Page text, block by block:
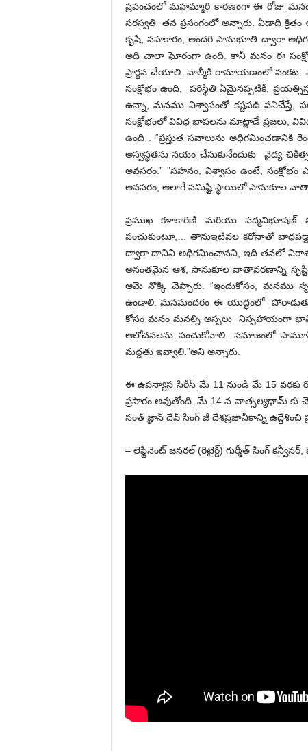
ప్రపంచంలో మహమ్మారి కారణంగా ఈ రోజు మనం
సరస్వతి తన ప్రసంగంలో అన్నారు. ఏడాది
కృషి, సహకారం, అందరి సానుభూతి ద్వారా
అది చాలా ఘోరంగా ఉంది. కానీ మనం ఈ
ప్రార్థన చేయాలి. వాల్మీకి రామాయణంలో సంకట
సంక్షోభం ఉంది, పరిస్థితి ఏమైనప్పటికీ,
ఉన్నా, మనము విశ్వాసంతో కష్టపడి పనిచేస్తే,
సంక్షోభంలో వివిధ భాషలను మాట్లాడే ప్రజలు,
ఉంది . “ప్రస్తుత సవాలును అధిగమించడానికి
అస్వస్థతను నయం చేసుకునేందుకు వైద్య
అవసరం.” “సహనం, విశ్వాసం ఉంటే,
అవసరం, అలాగే సమిష్టి స్థాయిలో సానుకూల
ప్రముఖ కళాకారిణి మరియు పద్మవిభూషణ్
పంచుకుంటూ,… తానుఇటీవల కరోనాతో
ద్వారా దానిని అధిగమించానని, ఇది తనలో
అనంతమైన ఆశ, సానుకూల వాతావరణాన్ని
ఆమె నొక్కి చెప్పారు. “ఇందుకోసం, మనము
ఉండాలి. మనమందరం ఈ యుద్ధంలో
కోసం మనం మనల్ని అస్సలు నిస్సహాయంగా
ఆలోచనలను పంచుకోవాలి. సమాజంలో
మద్దతు ఇవ్వాలి.”అని అన్నారు.
ఈ ఉపన్యాస సిరీస్ మే 11 నుండి మే 15
ప్రసారం అవుతోంది. మే 14 న వాత్సల్యధామ్
సంత్ జ్ఞాన్ దేవ్ సింగ్ జీ దేశప్రజానీకాన్ని ఉద్దేశించి
– లెఫ్టినెంట్ జనరల్ (రిటైర్డ్) గుర్మీత్ సింగ్